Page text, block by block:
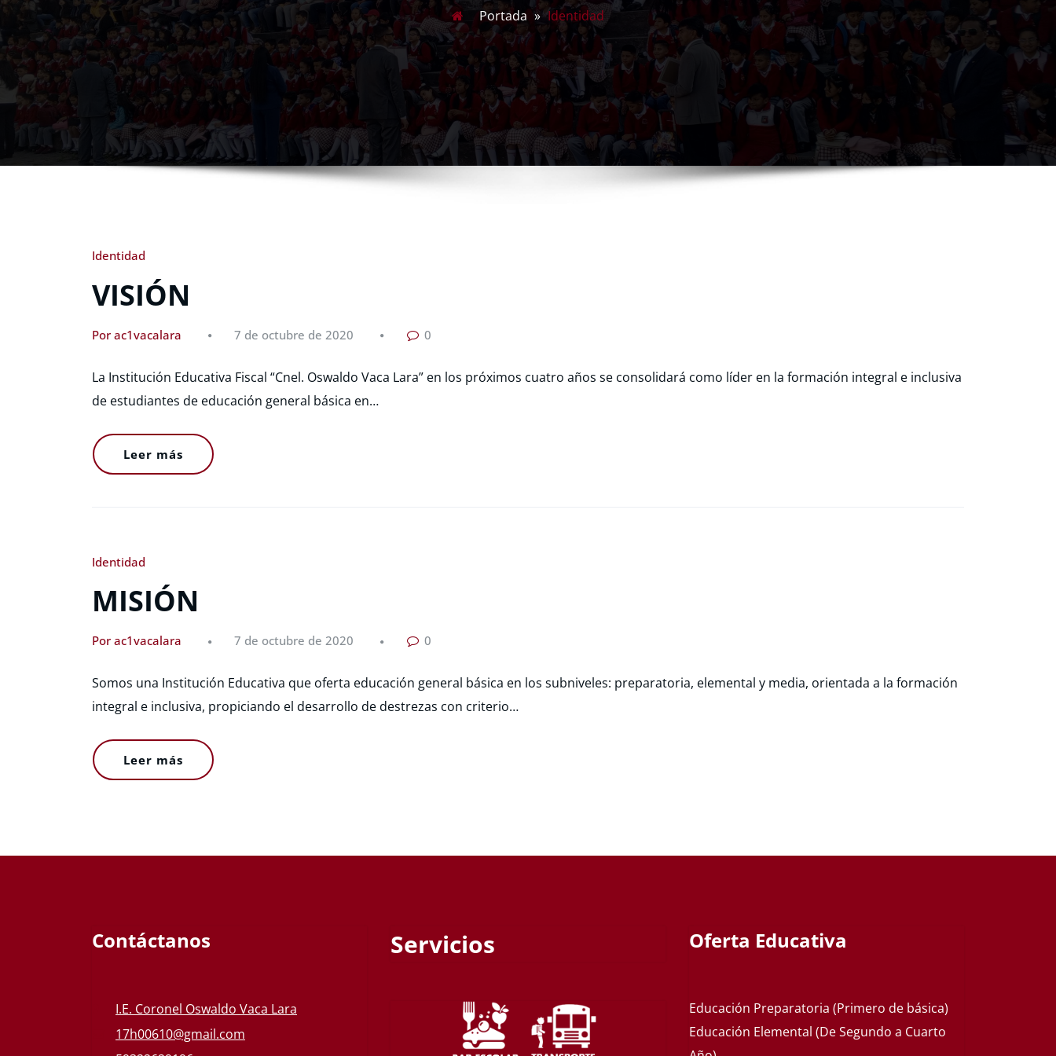
Portada » Identidad
Identidad
VISIÓN
Por ac1vacalara 7 de octubre de 2020 0
La Institución Educativa Fiscal “Cnel. Oswaldo Vaca Lara” en los próximos cuatro años se consolidará como líder en la formación integral e inclusiva
de estudiantes de educación general básica en…
Leer más
Identidad
MISIÓN
Por ac1vacalara 7 de octubre de 2020 0
Somos una Institución Educativa que oferta educación general básica en los subniveles: preparatoria, elemental y media, orientada a la formación
integral e inclusiva, propiciando el desarrollo de destrezas con criterio…
Leer más
Contáctanos
I.E. Coronel Oswaldo Vaca Lara
17h00610@gmail.com
Servicios Oferta Educativa
Educación Preparatoria (Primero de básica)
Educación Elemental (De Segundo a Cuarto